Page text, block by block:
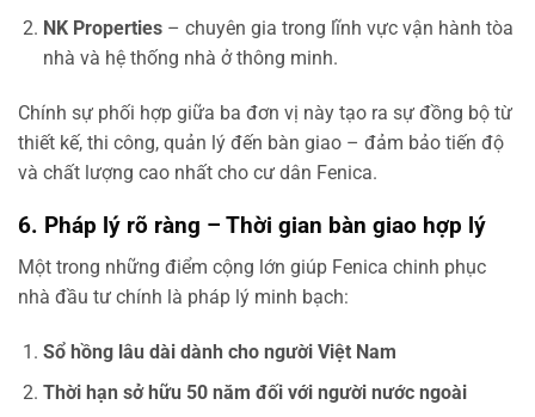
NK Properties– chuyên gia trong lĩnh vực vận hành tòa
nhà và hệ thống nhà ở thông minh.
Chính sự phối hợp giữa ba đơn vị này tạo ra sự đồng bộ từ
thiết kế, thi công, quản lý đến bàn giao – đảm bảo tiến độ
và chất lượng cao nhất cho cư dân Fenica.
6. Pháp lý rõ ràng – Thời gian bàn giao hợp lý
Một trong những điểm cộng lớn giúp Fenica chinh phục
nhà đầu tư chính là pháp lý minh bạch:
Sổ hồng lâu dài dành cho người Việt Nam
Thời hạn sở hữu 50 năm đối với người nước ngoài